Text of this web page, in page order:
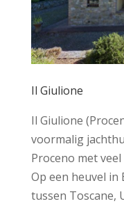
Il Giulione
Il Giulione
voormalig
Proceno met
Op een heuvel in
tussen Toscane,